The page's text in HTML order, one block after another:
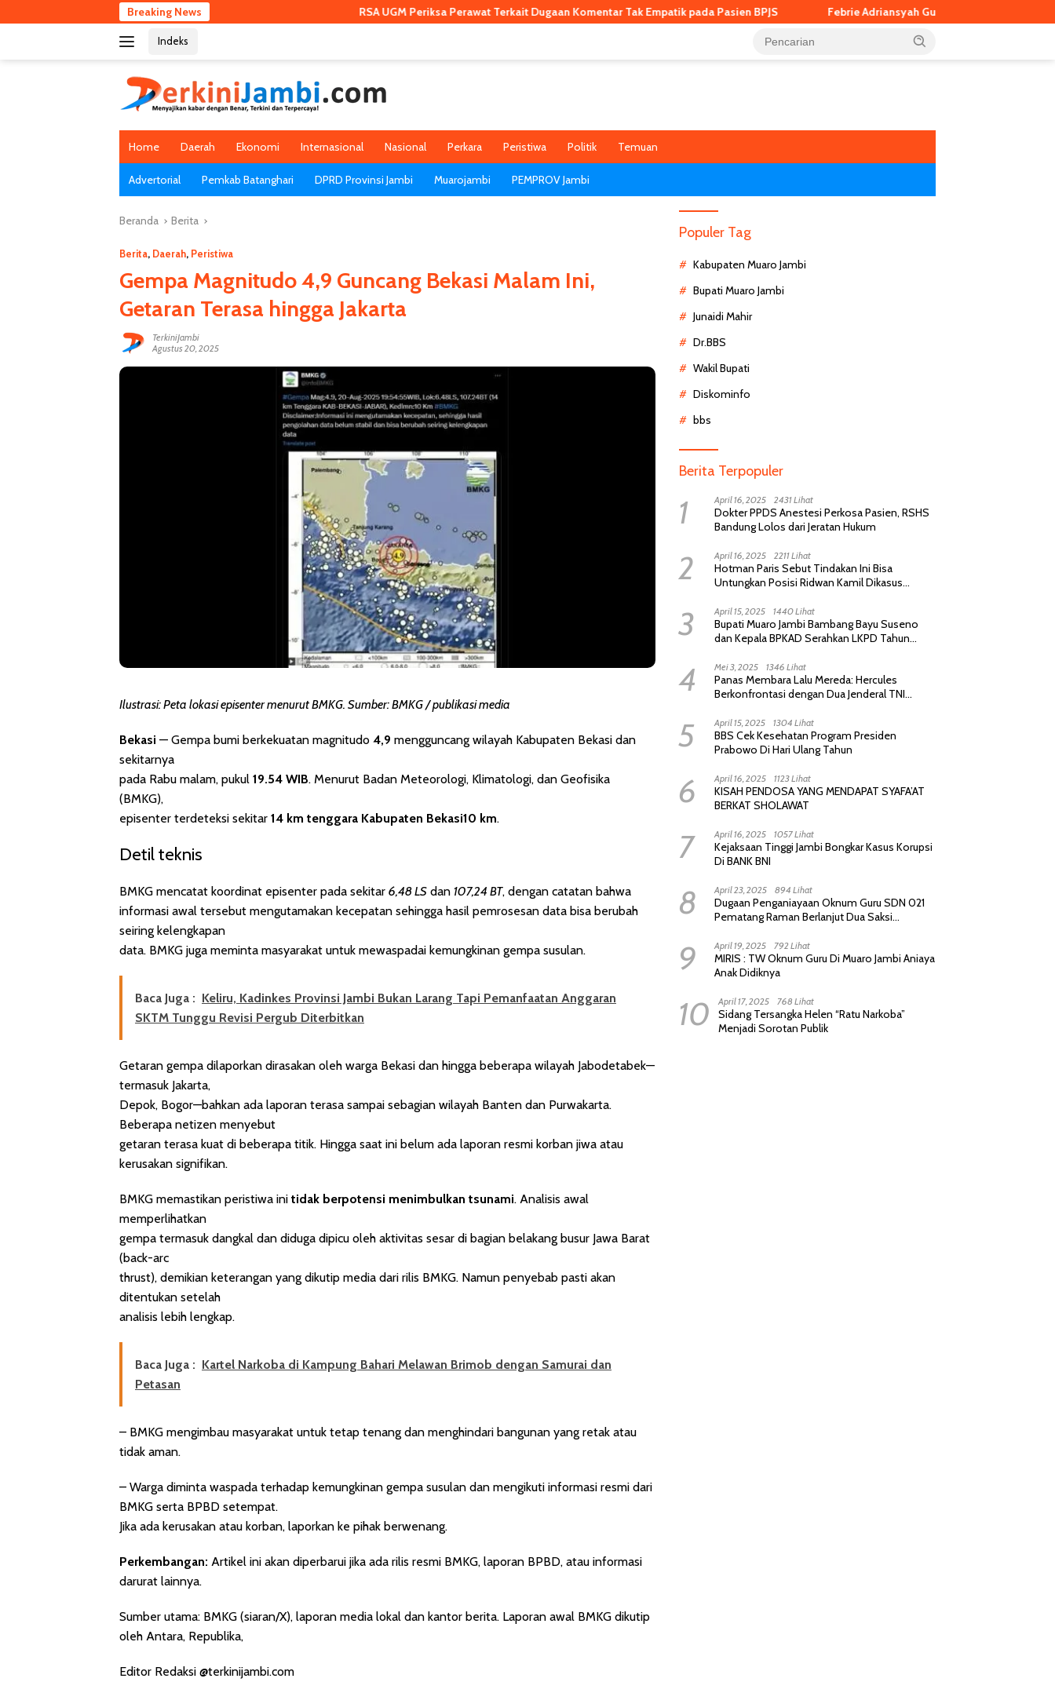
ke
Breaking News RSA UGM Periksa Perawat Terkait Dugaan Komentar Tak Empatik pada Pasien BPJS Febrie Adriansyah Gugat Kejagung dan Polri Lewat
Indeks
Home Daerah Ekonomi Internasional Nasional Perkara Peristiwa Politik Temuan
Advertorial Pemkab Batanghari DPRD Provinsi Jambi Muarojambi PEMPROV Jambi
Beranda Berita
Berita, Daerah, Peristiwa
Gempa Magnitudo 4,9 Guncang Bekasi Malam Ini,
Getaran Terasa hingga Jakarta
TerkiniJambi
Agustus 20, 2025
Ilustrasi: Peta lokasi episenter menurut BMKG. Sumber: BMKG / publikasi media
Bekasi — Gempa bumi berkekuatan magnitudo 4,9 mengguncang wilayah Kabupaten Bekasi dan
sekitarnya
pada Rabu malam, pukul 19.54 WIB. Menurut Badan Meteorologi, Klimatologi, dan Geofisika
(BMKG),
episenter terdeteksi sekitar 14 km tenggara Kabupaten Bekasi10 km.
Detil teknis
BMKG mencatat koordinat episenter pada sekitar 6,48 LS dan 107,24 BT, dengan catatan bahwa
informasi awal tersebut mengutamakan kecepatan sehingga hasil pemrosesan data bisa berubah
seiring kelengkapan
data. BMKG juga meminta masyarakat untuk mewaspadai kemungkinan gempa susulan.
Baca Juga : Keliru, Kadinkes Provinsi Jambi Bukan Larang Tapi Pemanfaatan Anggaran
SKTM Tunggu Revisi Pergub Diterbitkan
Getaran gempa dilaporkan dirasakan oleh warga Bekasi dan hingga beberapa wilayah Jabodetabek—
termasuk Jakarta,
Depok, Bogor—bahkan ada laporan terasa sampai sebagian wilayah Banten dan Purwakarta.
Beberapa netizen menyebut
getaran terasa kuat di beberapa titik. Hingga saat ini belum ada laporan resmi korban jiwa atau
kerusakan signifikan.
BMKG memastikan peristiwa ini tidak berpotensi menimbulkan tsunami. Analisis awal
memperlihatkan
gempa termasuk dangkal dan diduga dipicu oleh aktivitas sesar di bagian belakang busur Jawa Barat
(back-arc
thrust), demikian keterangan yang dikutip media dari rilis BMKG. Namun penyebab pasti akan
ditentukan setelah
analisis lebih lengkap.
Baca Juga : Kartel Narkoba di Kampung Bahari Melawan Brimob dengan Samurai dan
Petasan
– BMKG mengimbau masyarakat untuk tetap tenang dan menghindari bangunan yang retak atau
tidak aman.
– Warga diminta waspada terhadap kemungkinan gempa susulan dan mengikuti informasi resmi dari
BMKG serta BPBD setempat.
Jika ada kerusakan atau korban, laporkan ke pihak berwenang.
Perkembangan: Artikel ini akan diperbarui jika ada rilis resmi BMKG, laporan BPBD, atau informasi
darurat lainnya.
Sumber utama: BMKG (siaran/X), laporan media lokal dan kantor berita. Laporan awal BMKG dikutip
oleh Antara, Republika,
Editor Redaksi @terkinijambi.com
Populer Tag
Kabupaten Muaro Jambi
Bupati Muaro Jambi
Junaidi Mahir
Dr.BBS
Wakil Bupati
Diskominfo
bbs
Berita Terpopuler
1 April 16, 2025 2431 Lihat
Dokter PPDS Anestesi Perkosa Pasien, RSHS
Bandung Lolos dari Jeratan Hukum
2 April 16, 2025 2211 Lihat
Hotman Paris Sebut Tindakan Ini Bisa
Untungkan Posisi Ridwan Kamil Dikasus
3 April 15, 2025 1440 Lihat
Bupati Muaro Jambi Bambang Bayu Suseno
dan Kepala BPKAD Serahkan LKPD Tahun
4 Mei 3, 2025 1346 Lihat
Panas Membara Lalu Mereda: Hercules
Berkonfrontasi dengan Dua Jenderal TNI
Permintaan Maaf
5 April 15, 2025 1304 Lihat
BBS Cek Kesehatan Program Presiden
Prabowo Di Hari Ulang Tahun
6 April 16, 2025 1123 Lihat
KISAH PENDOSA YANG MENDAPAT SYAFA’AT
BERKAT SHOLAWAT
7 April 16, 2025 1057 Lihat
Kejaksaan Tinggi Jambi Bongkar Kasus Korupsi
Di BANK BNI
8 April 23, 2025 894 Lihat
Dugaan Penganiayaan Oknum Guru SDN 021
Pematang Raman Berlanjut Dua Saksi
9 April 19, 2025 792 Lihat
MIRIS : TW Oknum Guru Di Muaro Jambi Aniaya
Anak Didiknya
10 April 17, 2025 768 Lihat
Sidang Tersangka Helen “Ratu Narkoba”
Menjadi Sorotan Publik